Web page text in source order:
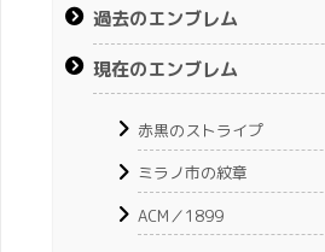
過去のエンブレム
現在のエンブレム
赤黒のストライプ
ミラノ市の紋章
ACM／1899